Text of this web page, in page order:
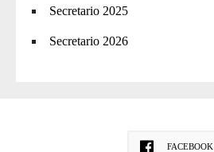
Secretario 2025
Secretario 2026
FACEBOOK